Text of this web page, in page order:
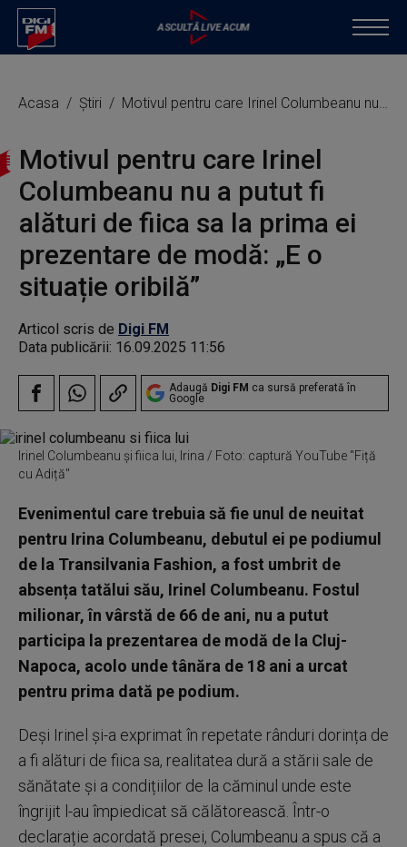
Acasa Știri Motivul pentru care Irinel Columbeanu nu a putut fi alături de fiica sa la prima ei prezentare de modă: „E o situație oribilă”
Motivul pentru care Irinel
Columbeanu nu a putut fi
alături de fiica sa la prima ei
prezentare de modă: „E o
situație oribilă”
Articol scris de Digi FM
Data publicării: 16.09.2025 11:56
Adaugă Digi FM ca sursă preferată în
Google
Irinel Columbeanu și fiica lui, Irina / Foto: captură YouTube "Fiță
cu Adiță"
Evenimentul care trebuia să fie unul de neuitat
pentru Irina Columbeanu, debutul ei pe podiumul
de la Transilvania Fashion, a fost umbrit de
absența tatălui său, Irinel Columbeanu. Fostul
milionar, în vârstă de 66 de ani, nu a putut
participa la prezentarea de modă de la Cluj-
Napoca, acolo unde tânăra de 18 ani a urcat
pentru prima dată pe podium.
Deși Irinel și-a exprimat în repetate rânduri dorința de
a fi alături de fiica sa, realitatea dură a stării sale de
sănătate și a condițiilor de la căminul unde este
îngrijit l-au împiedicat să călătorească. Într-o
declarație acordată presei, Columbeanu a spus că a